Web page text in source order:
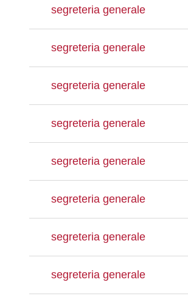
segreteria generale
segreteria generale
segreteria generale
segreteria generale
segreteria generale
segreteria generale
segreteria generale
segreteria generale